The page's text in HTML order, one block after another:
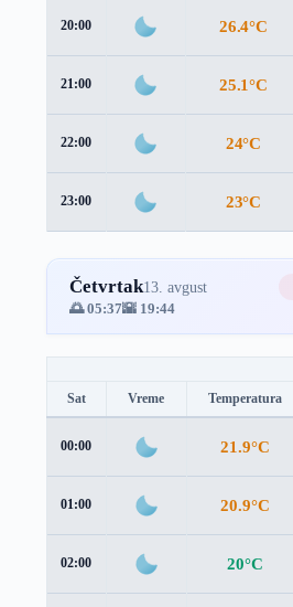
20:00 26.4°C
21:00 25.1°C
22:00 24°C
23:00 23°C
Četvrtak13. avgust
🌅 05:37🌇 19:44
Sat Vreme Temperatura
00:00 21.9°C
01:00 20.9°C
02:00 20°C